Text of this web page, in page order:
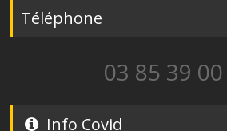
Téléphone
03 85 39
Info Covid